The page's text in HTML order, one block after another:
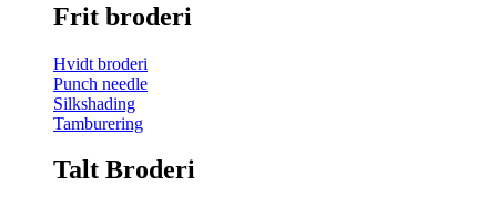
Frit broderi
Hvidt broderi
Punch needle
Silkshading
Tamburering
Talt Broderi